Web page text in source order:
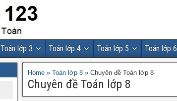
Toán lớp 3 Toán lớp 4 Toán lớp 5 Toán lớp 6
Home» Toán lớp 8» Chuyên đề Toán lớp 8
Chuyên đề Toán lớp 8